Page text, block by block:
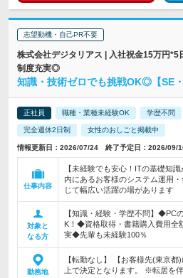
志望動機・自己PR不要
株式会社デジタリアス | 入社祝金15万円
制度充実◎
知識・技術ゼロでも挑戦OK◎【SE
正社員 職種・業種未経験OK 学歴不問
完全週休2日制 女性のおしごと掲載中
情報更新日：2026/07/24 終了予定日：2026/09/
仕事内容
【未経験でも安心！ITの基礎知
内にあるお客様のシステム運用
じて幅広い活躍の場があります
対象と
なる方
【知識・経験・学歴不問】◆PC
K！◆資格取得・書籍購入費用全
実◆先輩も未経験100％
勤務地
【転勤なし】 【お客様先(東京
上で決定となります。 ※転居を